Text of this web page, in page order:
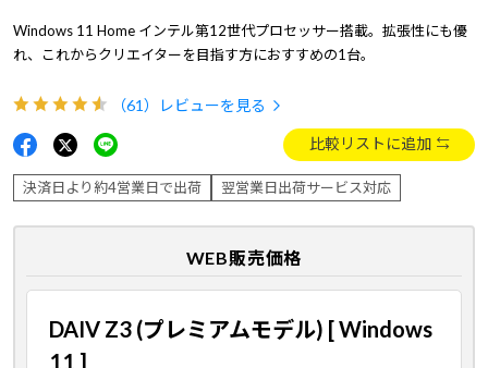
Windows 11 Home インテル第12世代プロセッサー搭載。拡張性にも優
れ、これからクリエイターを目指す方におすすめの1台。
（61） レビューを見る
比較リストに追加
決済日より約4営業日で出荷 翌営業日出荷サービス対応
WEB販売価格
DAIV Z3 (プレミアムモデル) [ Windows
11 ]